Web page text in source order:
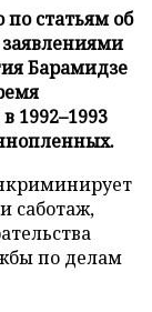
по статьям об
Барамидзе
1992–1993
саботаж,
по делам